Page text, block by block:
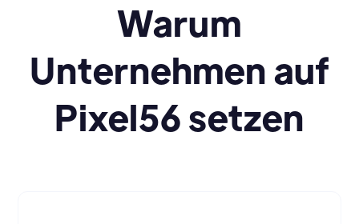
Warum
Unternehmen auf
Pixel56 setzen